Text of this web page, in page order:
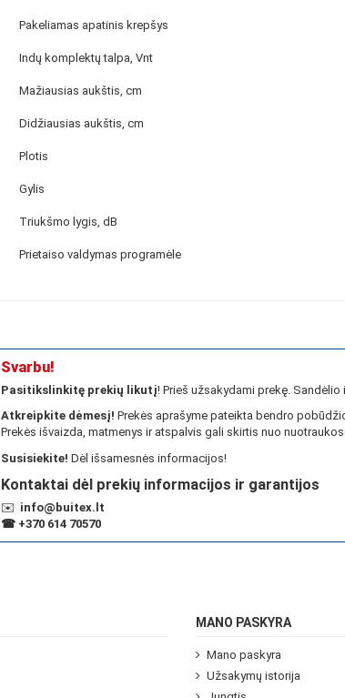
Pakeliamas apatinis krepšys
Indų komplektų talpa, Vnt
Mažiausias aukštis, cm
Didžiausias aukštis, cm
Plotis
Gylis
Triukšmo lygis, dB
Prietaiso valdymas programėle
Svarbu!
Pasitikslinkitę prekių likutį! Prieš užsakydami prekę.
Atkreipkite dėmesį! Prekės aprašyme pateikta bendro
Prekės išvaizda, matmenys ir atspalvis gali skirtis nuo
Susisiekite! Dėl išsamesnės informacijos!
Kontaktai dėl prekių informacijos ir garantijos
✉️ info@buitex.lt
☎ +370 614 70570
MANO PASKYRA
Mano paskyra
Užsakymų istorija